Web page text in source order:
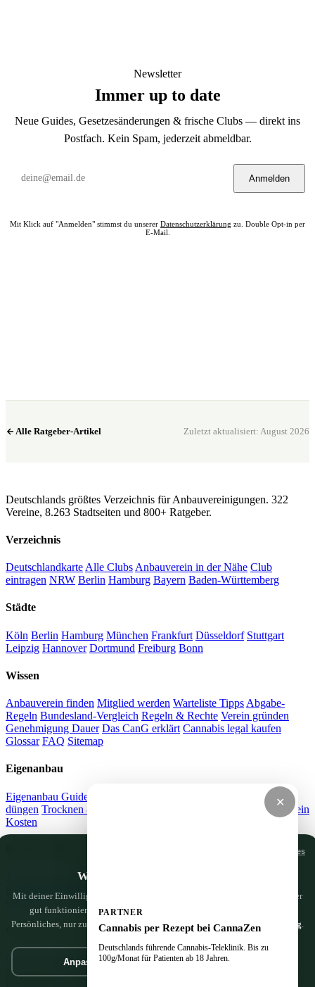
Nur notwendige Cookies
Wir haben da ein paar Cookies
Mit deiner Einwilligung nutzen wir Google Analytics, um zu sehen, was hier
gut funktioniert — und was wir noch besser machen können. Nichts
Persönliches, nur zur Verbesserung. Mehr dazu in der Datenschutzerklärung.
Anpassen Geht klar
Newsletter
Immer up to date
Neue Guides, Gesetzesänderungen & frische Clubs — direkt ins
Postfach. Kein Spam, jederzeit abmeldbar.
Anmelden
Mit Klick auf "Anmelden" stimmst du unserer Datenschutzerklärung zu. Double Opt-in per
E-Mail.
Alle Ratgeber-Artikel Zuletzt aktualisiert: August 2026
Deutschlands größtes Verzeichnis für Anbauvereinigungen. 322
Vereine, 8.263 Stadtseiten und 800+ Ratgeber.
Verzeichnis
Deutschlandkarte Alle Clubs Anbauverein in der Nähe Club
eintragen NRW Berlin Hamburg Bayern Baden-Württemberg
Städte
Köln Berlin Hamburg München Frankfurt Düsseldorf Stuttgart
Leipzig Hannover Dortmund Freiburg Bonn
Wissen
Anbauverein finden Mitglied werden Warteliste Tipps Abgabe-
Regeln Bundesland-Vergleich Regeln & Rechte Verein gründen
Genehmigung Dauer Das CanG erklärt Cannabis legal kaufen
Glossar FAQ Sitemap
Eigenanbau
Eigenanbau Guide
Cannabis
düngen Trocknen & Curen
Anbauverein
Kosten
THC-Grenzwert Auto
Cannabis im Auto
CannaZen
CannaZen.de Cannabis per Rezept Impressum Datenschutz
© 2026 CannaSocialClub.de — Alle Angaben ohne Gewähr. Kein
✕
PARTNER
Cannabis per Rezept bei CannaZen
Deutschlands führende Cannabis-Teleklinik. Bis zu
100g/Monat für Patienten ab 18 Jahren.